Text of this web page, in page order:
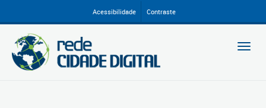
para
conteúdo
Acessibilidade Contraste